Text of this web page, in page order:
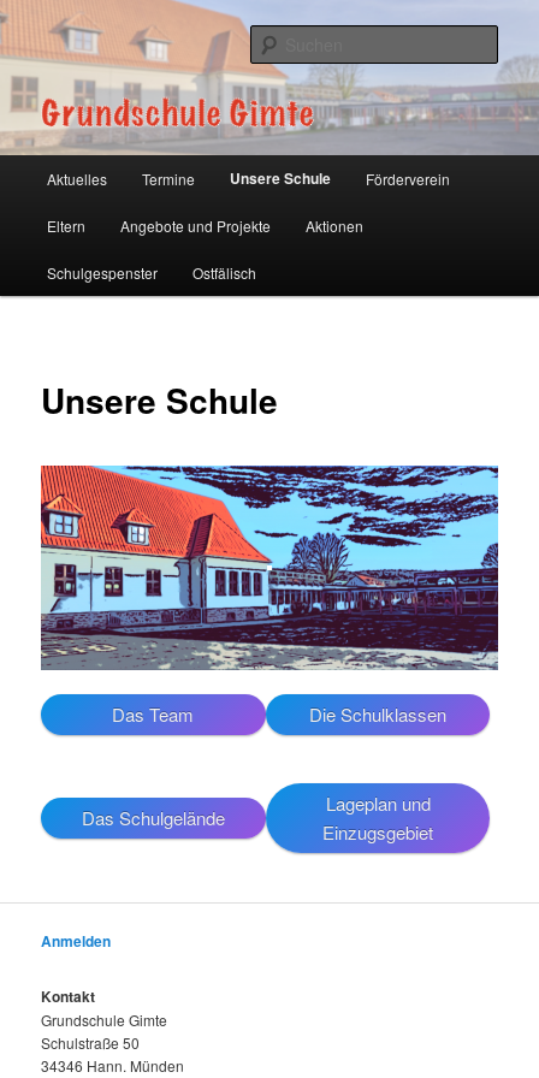
Zum
primären
Inhalt
springenGrundschule Gimte
Aktuelles Termine Unsere Schule Förderverein
Eltern Angebote und Projekte Aktionen
Schulgespenster Ostfälisch
Unsere Schule
Das Team Die Schulklassen
Das Schulgelände
Lageplan und
Einzugsgebiet
Anmelden
Kontakt
Grundschule Gimte
Schulstraße 50
34346 Hann. Münden